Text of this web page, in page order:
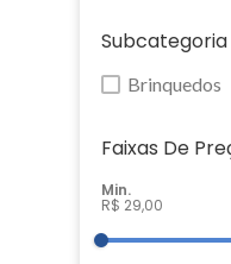
Subcategoria
Brinquedos
Faixas De
R$ 29,00